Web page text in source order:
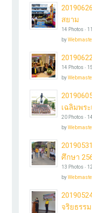
สยาม
14 Photos ‧
by
14 Photos ‧
by
เฉลิมพร
20 Photos ‧
by
ศึกษา
13 Photos ‧
by
จริยธรร